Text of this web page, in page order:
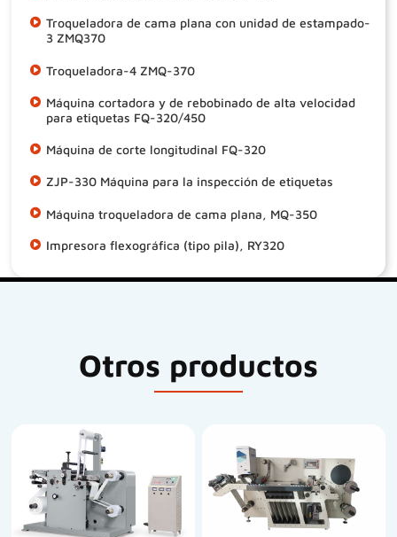
Troqueladora de cama plana con unidad de estampado-
3 ZMQ370
Troqueladora-4 ZMQ-370
Máquina cortadora y de rebobinado de alta velocidad
para etiquetas FQ-320/450
Máquina de corte longitudinal FQ-320
ZJP-330 Máquina para la inspección de etiquetas
Máquina troqueladora de cama plana, MQ-350
Impresora flexográfica (tipo pila), RY320
Otros productos